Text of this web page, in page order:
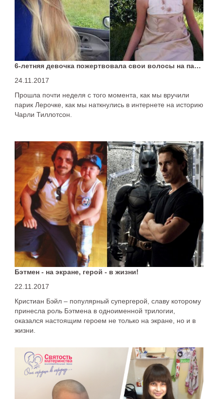
6-летняя девочка пожертвовала свои волосы на парик
24.11.2017
Прошла почти неделя с того момента, как мы вручили
парик Лерочке, как мы наткнулись в интернете на историю
Чарли Тиллотсон.
Бэтмен - на экране, герой - в жизни!
22.11.2017
Кристиан Бэйл – популярный супергерой, славу которому
принесла роль Бэтмена в одноименной трилогии,
оказался настоящим героем не только на экране, но и в
жизни.